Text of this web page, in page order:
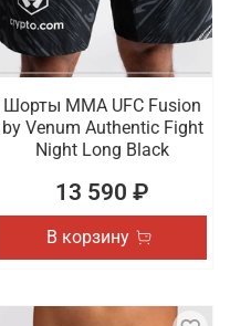
Шорты ММА UFC Fusion
by Venum Authentic Fight
Night Long Black
13 590 ₽
В корзину